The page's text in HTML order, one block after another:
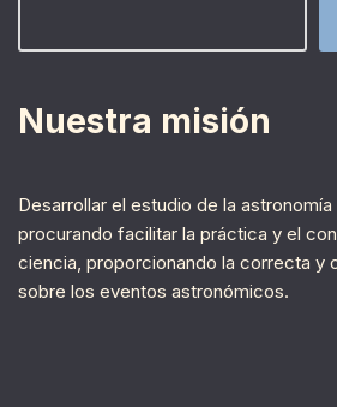
Nuestra misión
Desarrollar el estudio de la astronomía
procurando facilitar la práctica y el
ciencia, proporcionando la correcta y
sobre los eventos astronómicos.